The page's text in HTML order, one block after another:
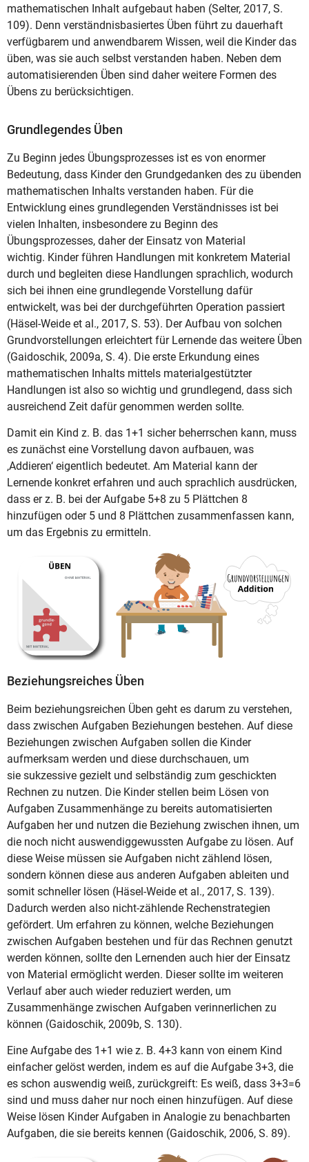
mathematischen Inhalt aufgebaut haben (Selter, 2017, S.
109). Denn verständnisbasiertes Üben führt zu dauerhaft
verfügbarem und anwendbarem Wissen, weil die Kinder das
üben, was sie auch selbst verstanden haben. Neben dem
automatisierenden Üben sind daher weitere Formen des
Übens zu berücksichtigen.
Grundlegendes Üben
Zu Beginn jedes Übungsprozesses ist es von enormer
Bedeutung, dass Kinder den Grundgedanken des zu übenden
mathematischen Inhalts verstanden haben. Für die
Entwicklung eines grundlegenden Verständnisses ist bei
vielen Inhalten, insbesondere zu Beginn des
Übungsprozesses, daher der Einsatz von Material
wichtig. Kinder führen Handlungen mit konkretem Material
durch und begleiten diese Handlungen sprachlich, wodurch
sich bei ihnen eine grundlegende Vorstellung dafür
entwickelt, was bei der durchgeführten Operation passiert
(Häsel-Weide et al., 2017, S. 53). Der Aufbau von solchen
Grundvorstellungen erleichtert für Lernende das weitere Üben
(Gaidoschik, 2009a, S. 4). Die erste Erkundung eines
mathematischen Inhalts mittels materialgestützter
Handlungen ist also so wichtig und grundlegend, dass sich
ausreichend Zeit dafür genommen werden sollte.
Damit ein Kind z. B. das 1+1 sicher beherrschen kann, muss
es zunächst eine Vorstellung davon aufbauen, was
‚Addieren‘ eigentlich bedeutet. Am Material kann der
Lernende konkret erfahren und auch sprachlich ausdrücken,
dass er z. B. bei der Aufgabe 5+8 zu 5 Plättchen 8
hinzufügen oder 5 und 8 Plättchen zusammenfassen kann,
um das Ergebnis zu ermitteln.
Beziehungsreiches Üben
Beim beziehungsreichen Üben geht es darum zu verstehen,
dass zwischen Aufgaben Beziehungen bestehen. Auf diese
Beziehungen zwischen Aufgaben sollen die Kinder
aufmerksam werden und diese durchschauen, um
sie sukzessive gezielt und selbständig zum geschickten
Rechnen zu nutzen. Die Kinder stellen beim Lösen von
Aufgaben Zusammenhänge zu bereits automatisierten
Aufgaben her und nutzen die Beziehung zwischen ihnen, um
die noch nicht auswendiggewussten Aufgabe zu lösen. Auf
diese Weise müssen sie Aufgaben nicht zählend lösen,
sondern können diese aus anderen Aufgaben ableiten und
somit schneller lösen (Häsel-Weide et al., 2017, S. 139).
Dadurch werden also nicht-zählende Rechenstrategien
gefördert. Um erfahren zu können, welche Beziehungen
zwischen Aufgaben bestehen und für das Rechnen genutzt
werden können, sollte den Lernenden auch hier der Einsatz
von Material ermöglicht werden. Dieser sollte im weiteren
Verlauf aber auch wieder reduziert werden, um
Zusammenhänge zwischen Aufgaben verinnerlichen zu
können (Gaidoschik, 2009b, S. 130).
Eine Aufgabe des 1+1 wie z. B. 4+3 kann von einem Kind
einfacher gelöst werden, indem es auf die Aufgabe 3+3, die
es schon auswendig weiß, zurückgreift: Es weiß, dass 3+3=6
sind und muss daher nur noch einen hinzufügen. Auf diese
Weise lösen Kinder Aufgaben in Analogie zu benachbarten
Aufgaben, die sie bereits kennen (Gaidoschik, 2006, S. 89).